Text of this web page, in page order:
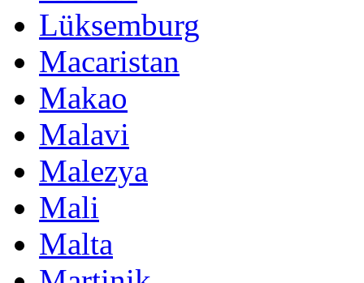
Lüksemburg
Macaristan
Makao
Malavi
Malezya
Mali
Malta